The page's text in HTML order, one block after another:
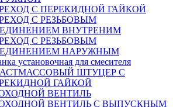
С ПЕРЕКИДНОЙ ГАЙКОЙ
С РЕЗЬБОВЫМ
ВНУТРЕНИМ
С РЕЗЬБОВЫМ
НАРУЖНЫМ
установочная для смесителя
ШТУЦЕР С
ГАЙКОЙ
ВЕНТИЛЬ
ВЕНТИЛЬ С ВЫПУСКНЫМ